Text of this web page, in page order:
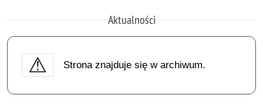
Aktualności
Strona znajduje się w archiwum.